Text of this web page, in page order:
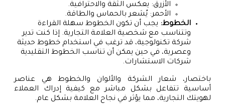
الأزرق: يعكس الثقة والاحترافية.
الأحمر: يُشعر بالحماس والطاقة.
الخطوط: يجب أن تكون الخطوط سهلة القراءة
وتتناسب مع شخصية العلامة التجارية. إذا كنت تدير
شركة تكنولوجية، قد ترغب في استخدام خطوط حديثة
وعصرية، في حين يمكن أن تناسب الخطوط التقليدية
شركات الاستشارات.
باختصار، شعار الشركة والألوان والخطوط هي عناصر
أساسية تتفاعل بشكل مباشر مع كيفية إدراك العملاء
لهويتك التجارية، مما يؤثر في نجاح العلامة بشكل عام.